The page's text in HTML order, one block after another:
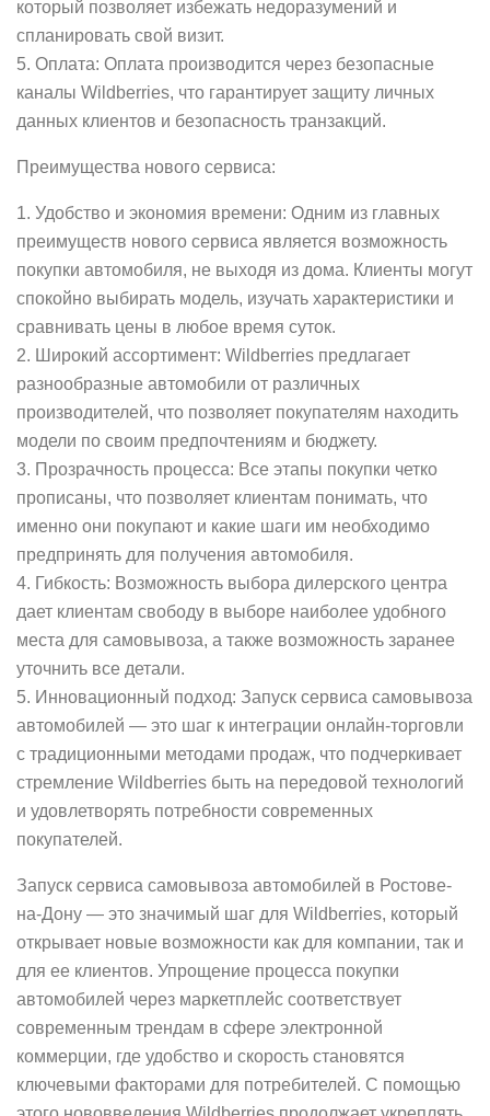
который позволяет избежать недоразумений и
спланировать свой визит.
5. Оплата: Оплата производится через безопасные
каналы Wildberries, что гарантирует защиту личных
данных клиентов и безопасность транзакций.
Преимущества нового сервиса:
1. Удобство и экономия времени: Одним из главных
преимуществ нового сервиса является возможность
покупки автомобиля, не выходя из дома. Клиенты могут
спокойно выбирать модель, изучать характеристики и
сравнивать цены в любое время суток.
2. Широкий ассортимент: Wildberries предлагает
разнообразные автомобили от различных
производителей, что позволяет покупателям находить
модели по своим предпочтениям и бюджету.
3. Прозрачность процесса: Все этапы покупки четко
прописаны, что позволяет клиентам понимать, что
именно они покупают и какие шаги им необходимо
предпринять для получения автомобиля.
4. Гибкость: Возможность выбора дилерского центра
дает клиентам свободу в выборе наиболее удобного
места для самовывоза, а также возможность заранее
уточнить все детали.
5. Инновационный подход: Запуск сервиса самовывоза
автомобилей — это шаг к интеграции онлайн-торговли
с традиционными методами продаж, что подчеркивает
стремление Wildberries быть на передовой технологий
и удовлетворять потребности современных
покупателей.
Запуск сервиса самовывоза автомобилей в Ростове-
на-Дону — это значимый шаг для Wildberries, который
открывает новые возможности как для компании, так и
для ее клиентов. Упрощение процесса покупки
автомобилей через маркетплейс соответствует
современным трендам в сфере электронной
коммерции, где удобство и скорость становятся
ключевыми факторами для потребителей. С помощью